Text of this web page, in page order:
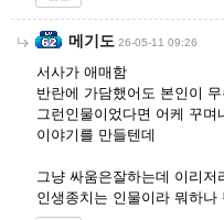
메기도 26-05-11 09:26
서사가 애매함
반란에 가담했어도 본인이
그런인물이었다면 어케 꾸
이야기를 만들텐데
그냥 싸움은잘하는데 이리
인생종치는 인물이라 뭐하나